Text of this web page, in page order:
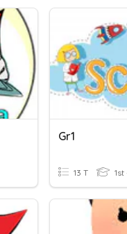
Gr1
13 T